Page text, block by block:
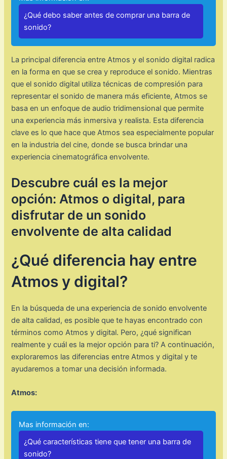
¿Qué debo saber antes de comprar una barra de
sonido?
La principal diferencia entre Atmos y el sonido digital radica
en la forma en que se crea y reproduce el sonido. Mientras
que el sonido digital utiliza técnicas de compresión para
representar el sonido de manera más eficiente, Atmos se
basa en un enfoque de audio tridimensional que permite
una experiencia más inmersiva y realista. Esta diferencia
clave es lo que hace que Atmos sea especialmente popular
en la industria del cine, donde se busca brindar una
experiencia cinematográfica envolvente.
Descubre cuál es la mejor
opción: Atmos o digital, para
disfrutar de un sonido
envolvente de alta calidad
¿Qué diferencia hay entre
Atmos y digital?
En la búsqueda de una experiencia de sonido envolvente
de alta calidad, es posible que te hayas encontrado con
términos como Atmos y digital. Pero, ¿qué significan
realmente y cuál es la mejor opción para ti? A continuación,
exploraremos las diferencias entre Atmos y digital y te
ayudaremos a tomar una decisión informada.
Atmos:
Mas información en:
¿Qué características tiene que tener una barra de
sonido?